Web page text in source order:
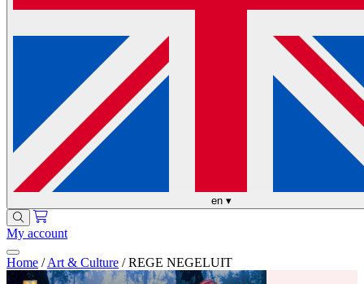
en ▾
My account
Home / Art & Culture / REGE NEGELUIT